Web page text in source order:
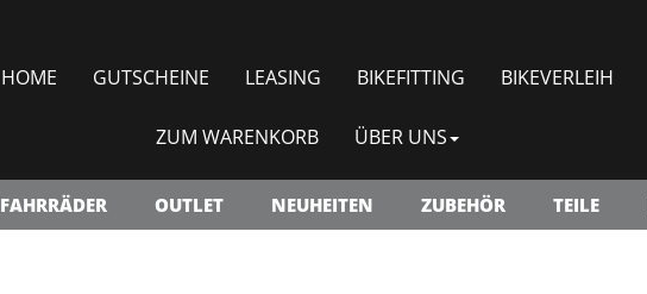
HOME GUTSCHEINE LEASING BIKEFITTING BIKEVERLEIH
ZUM WARENKORB ÜBER UNS
FAHRRÄDER OUTLET NEUHEITEN ZUBEHÖR TEILE